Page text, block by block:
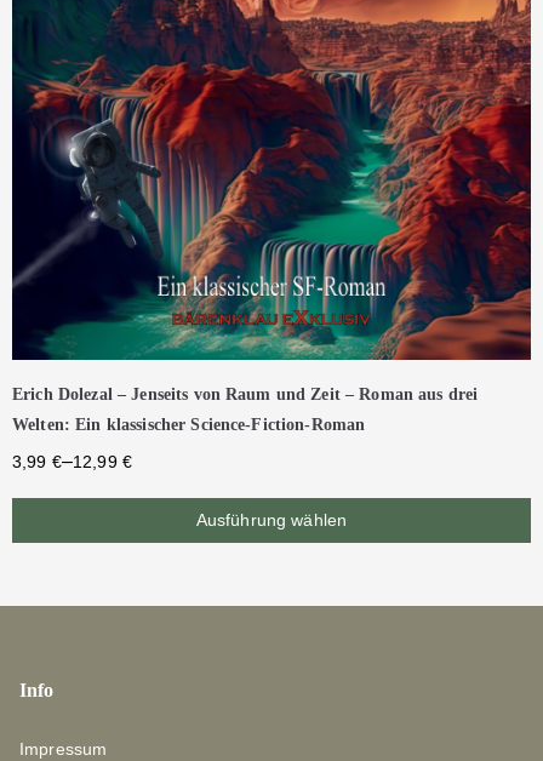
Erich Dolezal – Jenseits von Raum und Zeit – Roman aus drei
Welten: Ein klassischer Science-Fiction-Roman
3,99 €–12,99 €
Ausführung wählen
Info
Impressum